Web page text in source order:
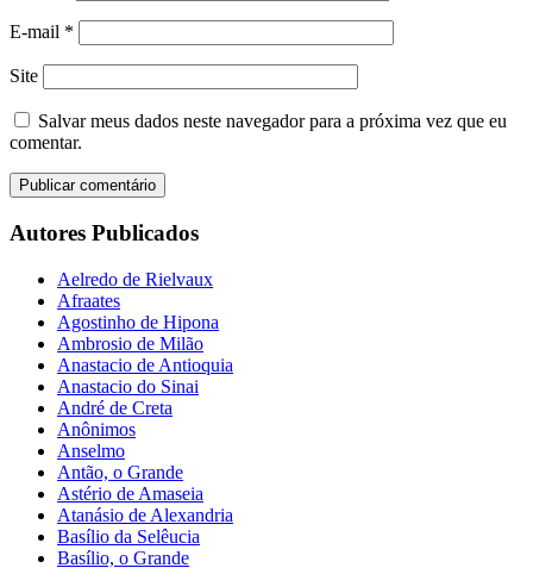
E-mail *
Site
Salvar meus dados neste navegador para a próxima vez que eu
comentar.
Autores Publicados
Aelredo de Rielvaux
Afraates
Agostinho de Hipona
Ambrosio de Milão
Anastacio de Antioquia
Anastacio do Sinai
André de Creta
Anônimos
Anselmo
Antão, o Grande
Astério de Amaseia
Atanásio de Alexandria
Basílio da Selêucia
Basílio, o Grande